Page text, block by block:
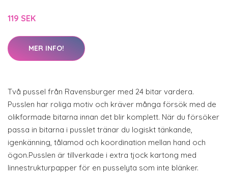
119 SEK
MER INFO!
Två pussel från Ravensburger med 24 bitar vardera.
Pusslen har roliga motiv och kräver många försök med de
olikformade bitarna innan det blir komplett. När du försöker
passa in bitarna i pusslet tränar du logiskt tänkande,
igenkänning, tålamod och koordination mellan hand och
ögon.Pusslen är tillverkade i extra tjock kartong med
linnestrukturpapper för en pusselyta som inte blänker.